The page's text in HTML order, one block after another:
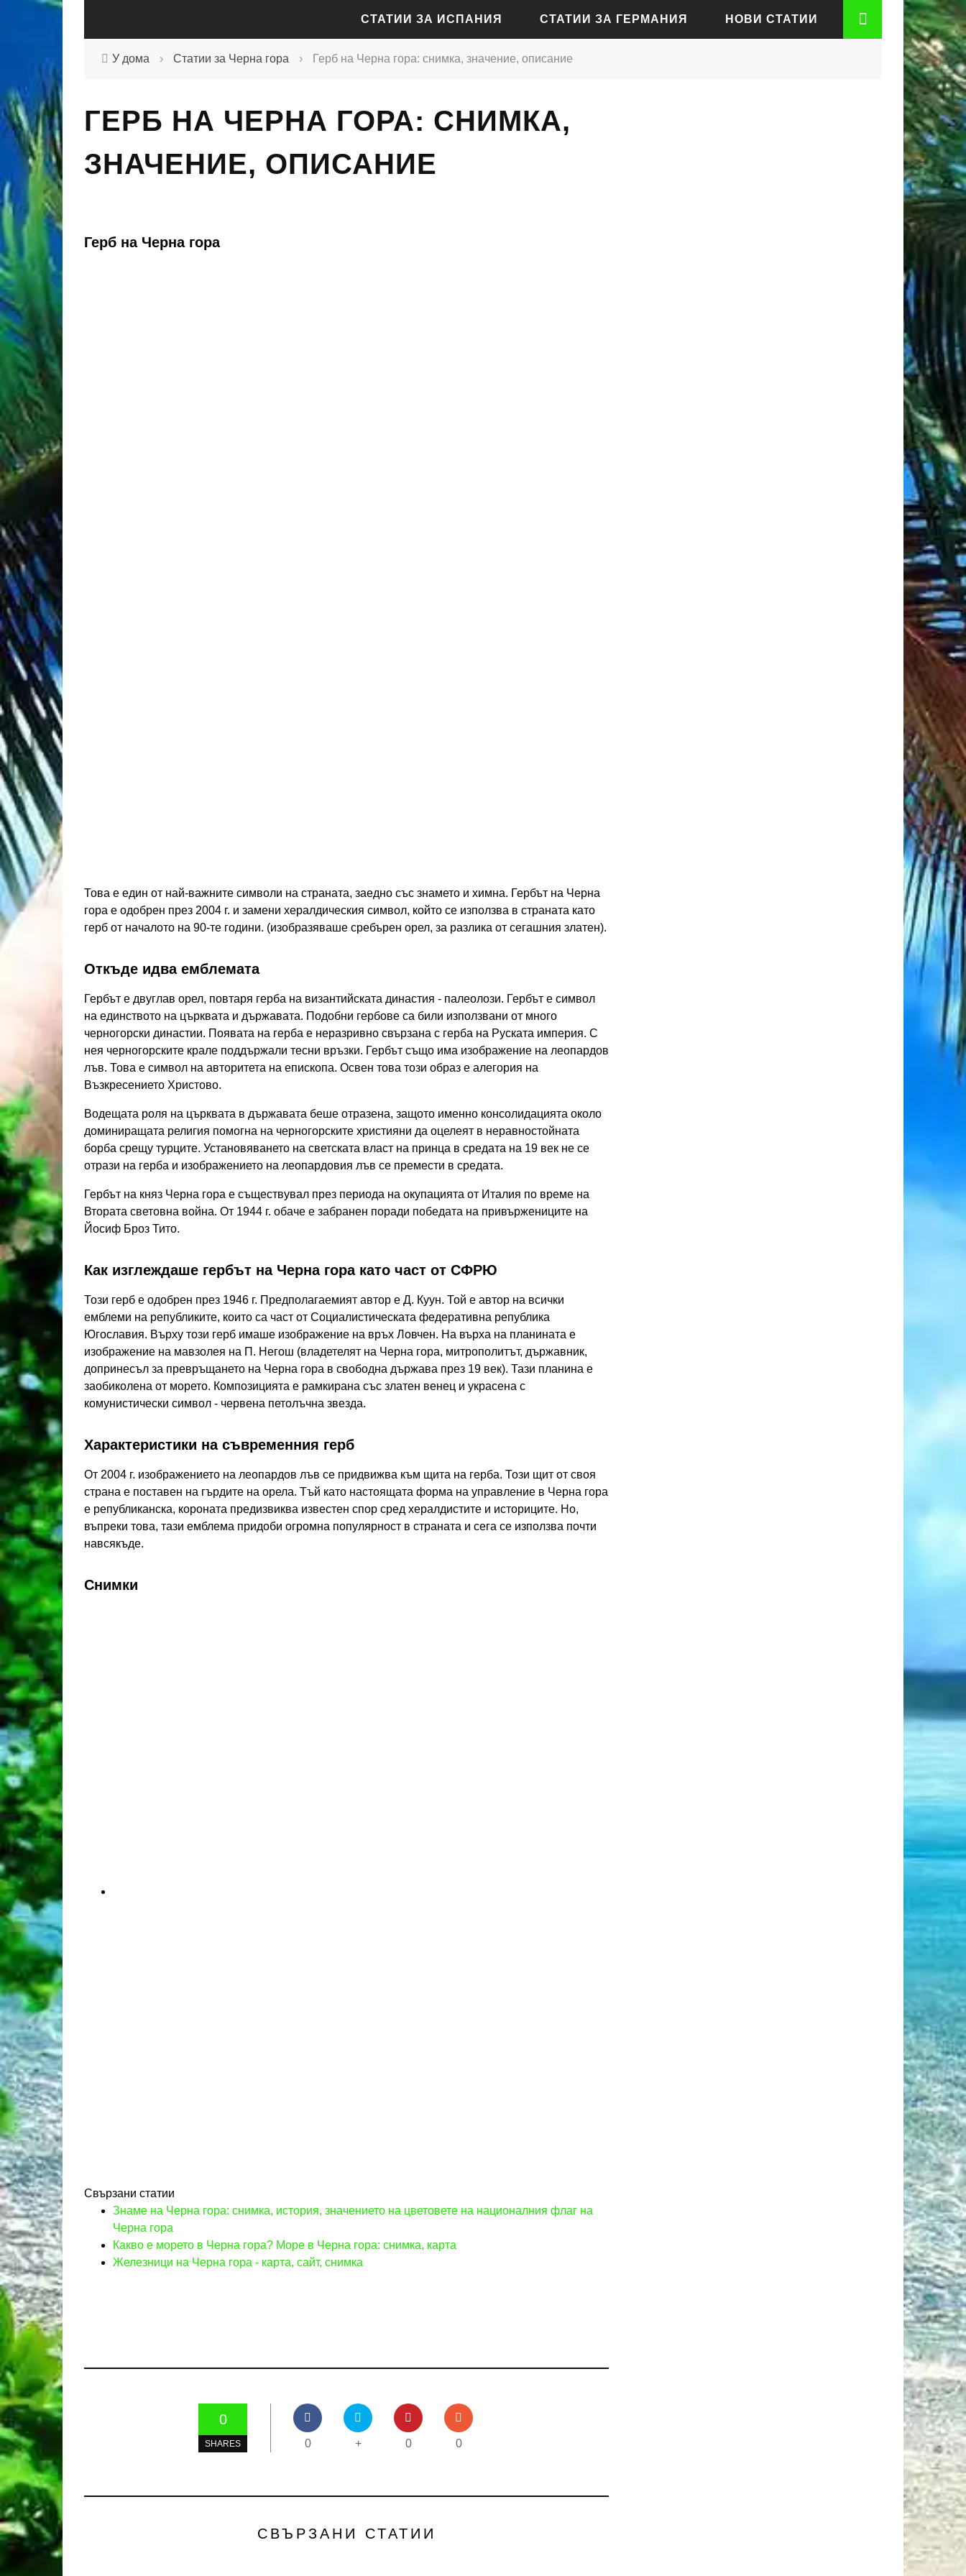
СТАТИИ ЗА ИСПАНИЯ
СТАТИИ ЗА БАРСЕЛОНА
СТАТИИ ЗА СЕВИЛЯ
СТАТИИ ЗА ГЕРМАНИЯ
СТАТИИ ЗА БЕРЛИН
НОВИ СТАТИИ
У дома › Статии за Черна гора › Герб на Черна гора: снимка, значение, описание
ГЕРБ НА ЧЕРНА ГОРА: СНИМКА,
ЗНАЧЕНИЕ, ОПИСАНИЕ
Герб на Черна гора
Това е един от най-важните символи на страната, заедно със знамето и химна. Гербът на Черна
гора е одобрен през 2004 г. и замени хералдическия символ, който се използва в страната като
герб от началото на 90-те години. (изобразяваше сребърен орел, за разлика от сегашния златен).
Откъде идва емблемата
Гербът е двуглав орел, повтаря герба на византийската династия - палеолози. Гербът е символ
на единството на църквата и държавата. Подобни гербове са били използвани от много
черногорски династии. Появата на герба е неразривно свързана с герба на Руската империя. С
нея черногорските крале поддържали тесни връзки. Гербът също има изображение на леопардов
лъв. Това е символ на авторитета на епископа. Освен това този образ е алегория на
Възкресението Христово.
Водещата роля на църквата в държавата беше отразена, защото именно консолидацията около
доминиращата религия помогна на черногорските християни да оцелеят в неравностойната
борба срещу турците. Установяването на светската власт на принца в средата на 19 век не се
отрази на герба и изображението на леопардовия лъв се премести в средата.
Гербът на княз Черна гора е съществувал през периода на окупацията от Италия по време на
Втората световна война. От 1944 г. обаче е забранен поради победата на привържениците на
Йосиф Броз Тито.
Как изглеждаше гербът на Черна гора като част от СФРЮ
Този герб е одобрен през 1946 г. Предполагаемият автор е Д. Куун. Той е автор на всички
емблеми на републиките, които са част от Социалистическата федеративна република
Югославия. Върху този герб имаше изображение на връх Ловчен. На върха на планината е
изображение на мавзолея на П. Негош (владетелят на Черна гора, митрополитът, държавник,
допринесъл за превръщането на Черна гора в свободна държава през 19 век). Тази планина е
заобиколена от морето. Композицията е рамкирана със златен венец и украсена с
комунистически символ - червена петолъчна звезда.
Характеристики на съвременния герб
От 2004 г. изображението на леопардов лъв се придвижва към щита на герба. Този щит от своя
страна е поставен на гърдите на орела. Тъй като настоящата форма на управление в Черна гора
е републиканска, короната предизвиква известен спор сред хералдистите и историците. Но,
въпреки това, тази емблема придоби огромна популярност в страната и сега се използва почти
навсякъде.
Снимки
Свързани статии
Знаме на Черна гора: снимка, история, значението на цветовете на националния флаг на
Черна гора
Какво е морето в Черна гора? Море в Черна гора: снимка, карта
Железници на Черна гора - карта, сайт, снимка
0
SHARES 0 + 0 0
СВЪРЗАНИ СТАТИИ